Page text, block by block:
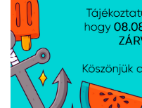
ASUS WT465 - Fekete